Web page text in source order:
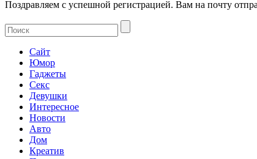
Поздравляем с успешной регистрацией. Вам на почту
Сайт
Юмор
Гаджеты
Секс
Девушки
Интересное
Новости
Авто
Дом
Креатив